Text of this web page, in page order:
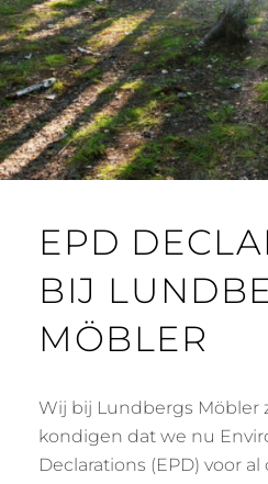
EPD
BIJ
MÖBLER
Wij bij Lundbergs Möbler
kondigen dat we nu
Declarations (EPD) voor